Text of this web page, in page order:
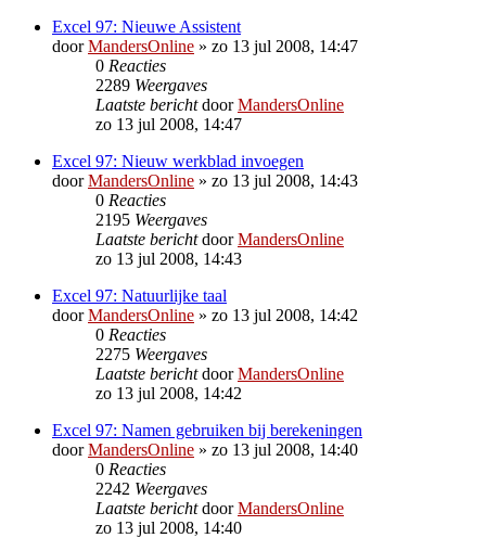
Excel 97: Nieuwe Assistent
doorMandersOnline » zo 13 jul 2008, 14:47
0 Reacties
2289 Weergaves
Laatste berichtdoorMandersOnline
zo 13 jul 2008, 14:47
Excel 97: Nieuw werkblad invoegen
doorMandersOnline » zo 13 jul 2008, 14:43
0 Reacties
2195 Weergaves
Laatste berichtdoorMandersOnline
zo 13 jul 2008, 14:43
Excel 97: Natuurlijke taal
doorMandersOnline » zo 13 jul 2008, 14:42
0 Reacties
2275 Weergaves
Laatste berichtdoorMandersOnline
zo 13 jul 2008, 14:42
Excel 97: Namen gebruiken bij berekeningen
doorMandersOnline » zo 13 jul 2008, 14:40
0 Reacties
2242 Weergaves
Laatste berichtdoorMandersOnline
zo 13 jul 2008, 14:40